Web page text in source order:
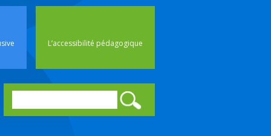
L’accessibilité pédagogique